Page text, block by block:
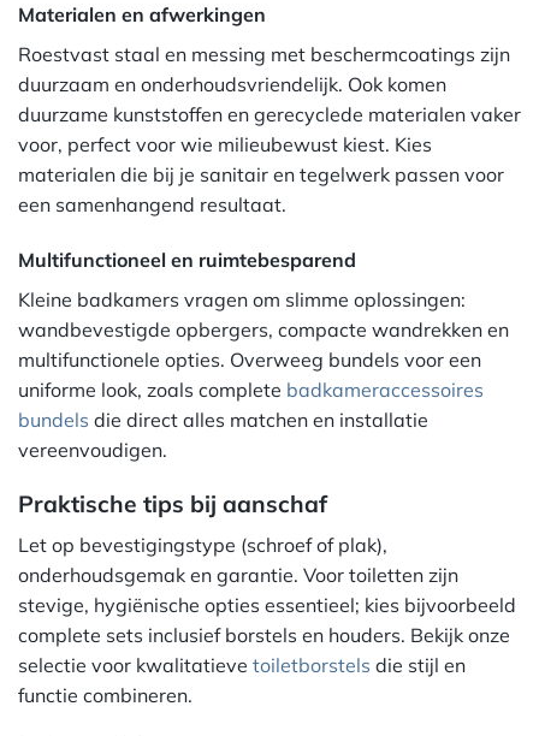
Materialen en afwerkingen
Roestvast staal en messing met beschermcoatings zijn
duurzaam en onderhoudsvriendelijk. Ook komen
duurzame kunststoffen en gerecyclede materialen vaker
voor, perfect voor wie milieubewust kiest. Kies
materialen die bij je sanitair en tegelwerk passen voor
een samenhangend resultaat.
Multifunctioneel en ruimtebesparend
Kleine badkamers vragen om slimme oplossingen:
wandbevestigde opbergers, compacte wandrekken en
multifunctionele opties. Overweeg bundels voor een
uniforme look, zoals complete badkameraccessoires
bundels die direct alles matchen en installatie
vereenvoudigen.
Praktische tips bij aanschaf
Let op bevestigingstype (schroef of plak),
onderhoudsgemak en garantie. Voor toiletten zijn
stevige, hygiënische opties essentieel; kies bijvoorbeeld
complete sets inclusief borstels en houders. Bekijk onze
selectie voor kwalitatieve toiletborstels die stijl en
functie combineren.